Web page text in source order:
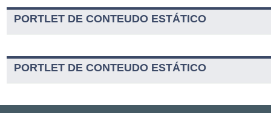
PORTLET DE CONTEUDO ESTÁTICO
PORTLET DE CONTEUDO ESTÁTICO